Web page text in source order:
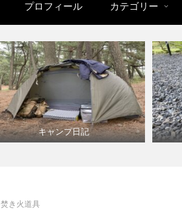
プロフィール カテゴリー
キャンプ日記
焚き火道具